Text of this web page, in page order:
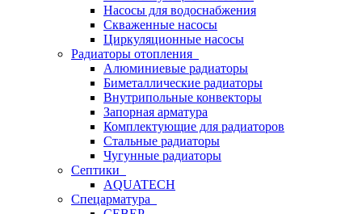
Насосы для водоснабжения
Скваженные насосы
Циркуляционные насосы
Радиаторы отопления
Алюминиевые радиаторы
Биметаллические радиаторы
Внутрипольные конвекторы
Запорная арматура
Комплектующие для радиаторов
Стальные радиаторы
Чугунные радиаторы
Септики
AQUATECH
Спецарматура